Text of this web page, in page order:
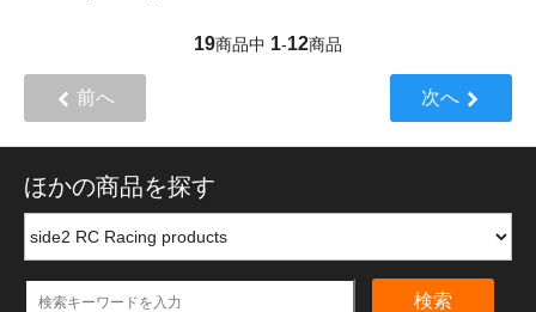
19商品中 1-12商品
前へ 次へ
ほかの商品を探す
検索